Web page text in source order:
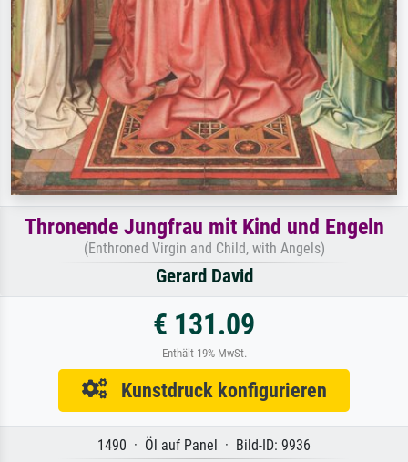
Thronende Jungfrau mit Kind und Engeln
(Enthroned Virgin and Child, with Angels)
Gerard David
€ 131.09
Enthält 19% MwSt.
Kunstdruck konfigurieren
1490 · Öl auf Panel · Bild-ID: 9936